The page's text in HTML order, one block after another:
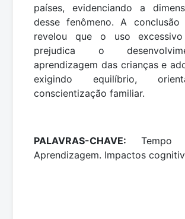
países, evidenciando a
desse fenômeno. A
revelou que o uso
prejudica o
aprendizagem das crianças e
exigindo equilíbrio,
conscientização familiar.
PALAVRAS-CHAVE: Tempo
Aprendizagem. Impactos